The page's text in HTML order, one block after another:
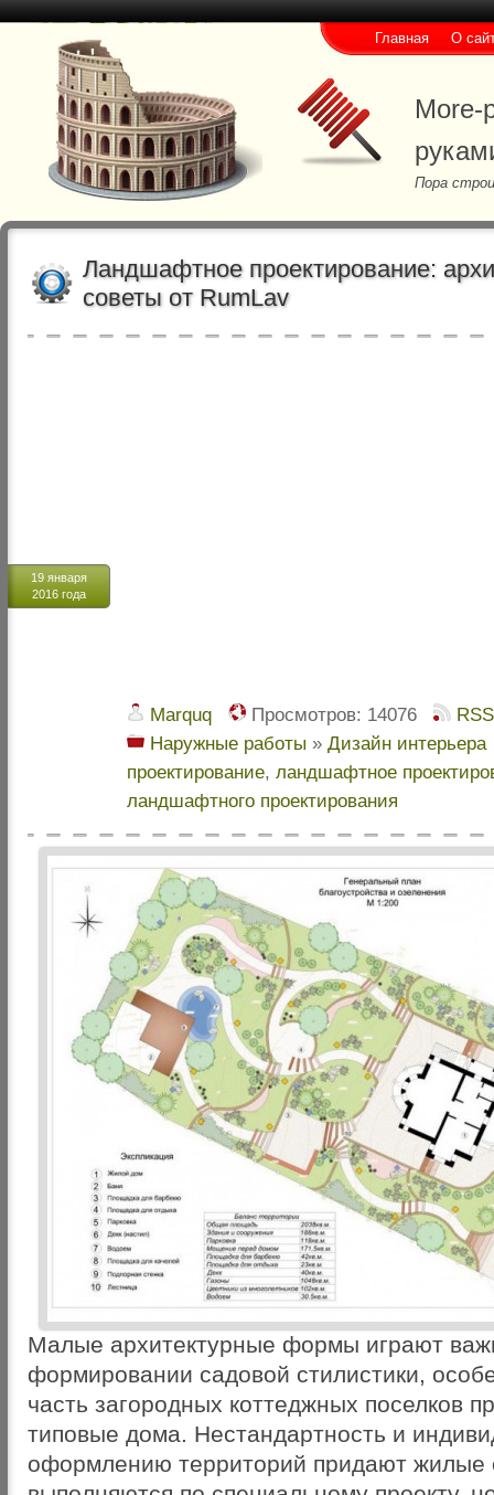
More-
Пора
Главная О
Ландшафтное проектирование:
советы от RumLav
19 января
2016 года
Marquq Просмотров: 14076
RSS
Наружные работы » Дизайн интерьера
проектирование, ландшафтное
ландшафтного проектирования
Малые архитектурные формы играют
формировании садовой стилистики,
часть загородных коттеджных поселков
типовые дома. Нестандартность и
оформлению территорий придают жилые